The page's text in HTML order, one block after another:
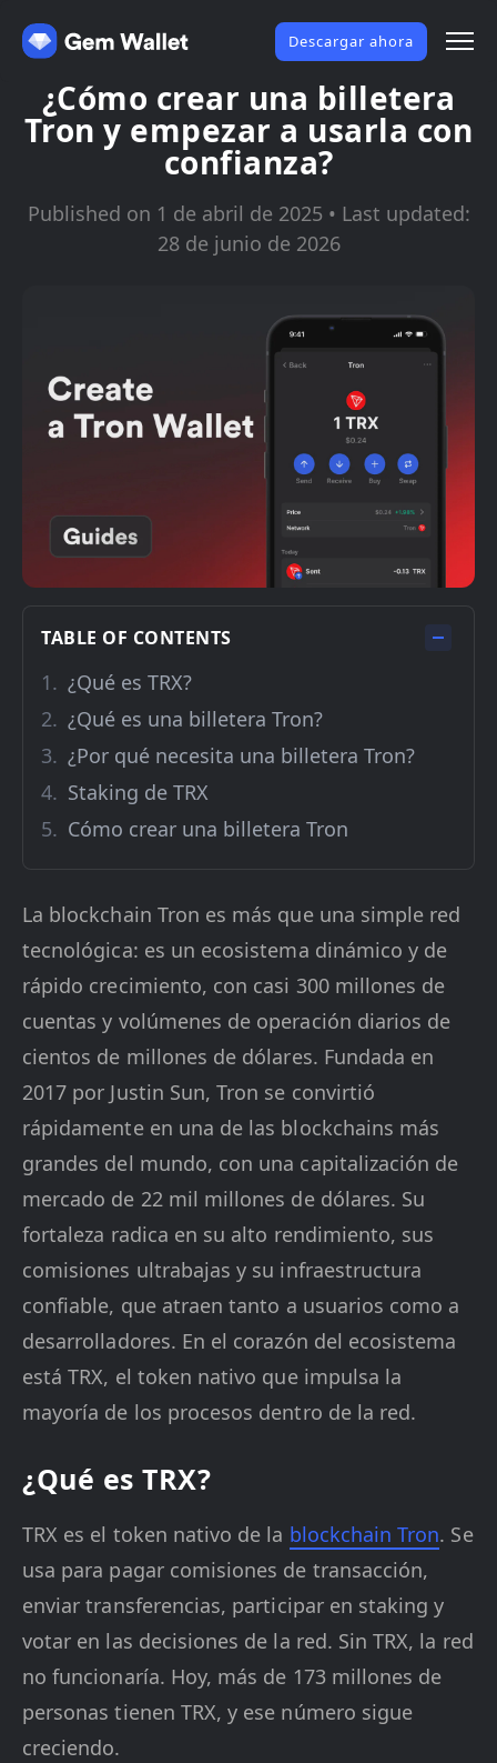
Descargar ahora
¿Cómo crear una billetera
Tron y empezar a usarla con
confianza?
Published on 1 de abril de 2025 • Last updated:
28 de junio de 2026
TABLE OF CONTENTS
¿Qué es TRX?
¿Qué es una billetera Tron?
¿Por qué necesita una billetera Tron?
Staking de TRX
Cómo crear una billetera Tron
La blockchain Tron es más que una simple red
tecnológica: es un ecosistema dinámico y de
rápido crecimiento, con casi 300 millones de
cuentas y volúmenes de operación diarios de
cientos de millones de dólares. Fundada en
2017 por Justin Sun, Tron se convirtió
rápidamente en una de las blockchains más
grandes del mundo, con una capitalización de
mercado de 22 mil millones de dólares. Su
fortaleza radica en su alto rendimiento, sus
comisiones ultrabajas y su infraestructura
confiable, que atraen tanto a usuarios como a
desarrolladores. En el corazón del ecosistema
está TRX, el token nativo que impulsa la
mayoría de los procesos dentro de la red.
¿Qué es TRX?
TRX es el token nativo de la blockchain Tron. Se
usa para pagar comisiones de transacción,
enviar transferencias, participar en staking y
votar en las decisiones de la red. Sin TRX, la red
no funcionaría. Hoy, más de 173 millones de
personas tienen TRX, y ese número sigue
creciendo.